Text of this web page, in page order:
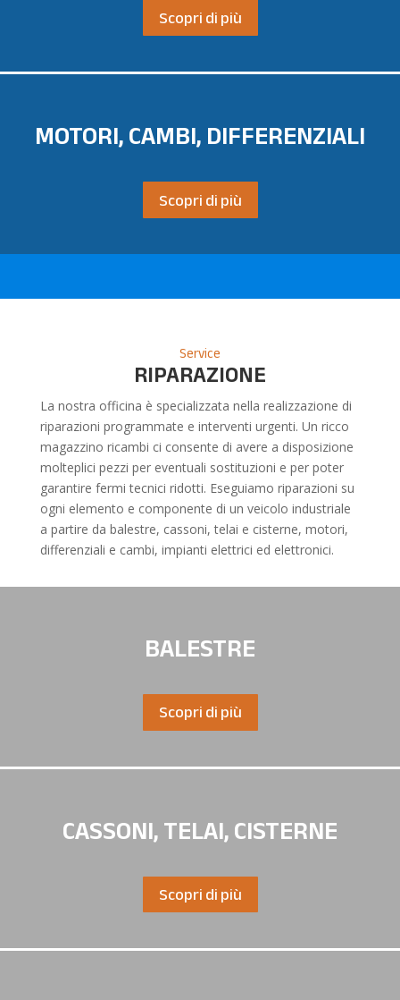
Scopri di più
MOTORI, CAMBI, DIFFERENZIALI
Scopri di più
Service
RIPARAZIONE
La nostra officina è specializzata nella realizzazione di
riparazioni programmate e interventi urgenti. Un ricco
magazzino ricambi ci consente di avere a disposizione
molteplici pezzi per eventuali sostituzioni e per poter
garantire fermi tecnici ridotti. Eseguiamo riparazioni su
ogni elemento e componente di un veicolo industriale
a partire da balestre, cassoni, telai e cisterne, motori,
differenziali e cambi, impianti elettrici ed elettronici.
BALESTRE
Scopri di più
CASSONI, TELAI, CISTERNE
Scopri di più